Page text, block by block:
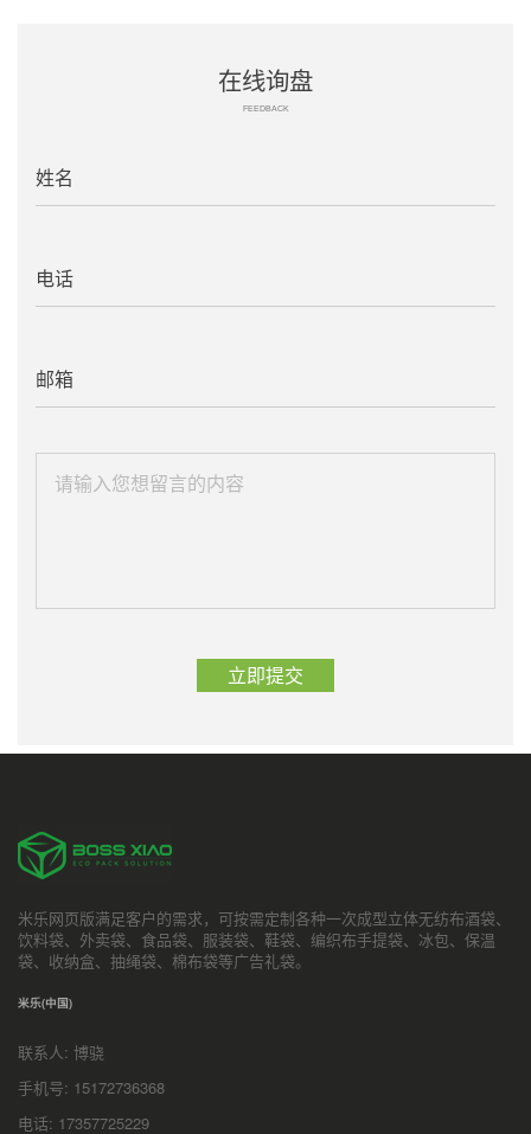
在线询盘
FEEDBACK
米乐网页版满足客户的需求，可按需定制各种一次成型立体无纺布酒袋、
饮料袋、外卖袋、食品袋、服装袋、鞋袋、编织布手提袋、冰包、保温
袋、收纳盒、抽绳袋、棉布袋等广告礼袋。
米乐(中国)
联系人: 博骁
手机号: 15172736368
电话: 17357725229